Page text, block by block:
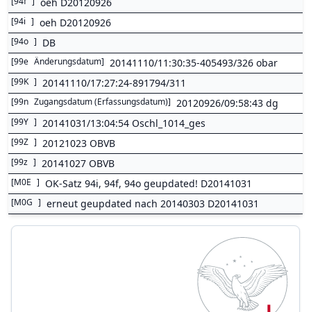
[94i ] oeh D20120926
[94o ] DB
[99e Änderungsdatum] 20141110/11:30:35-405493/326 obar
[99K ] 20141110/17:27:24-891794/311
[99n Zugangsdatum (Erfassungsdatum)] 20120926/09:58:43 dg
[99Y ] 20141031/13:04:54 Oschl_1014_ges
[99Z ] 20121023 OBVB
[99z ] 20141027 OBVB
[M0E ] OK-Satz 94i, 94f, 94o geupdated! D20141031
[M0G ] erneut geupdated nach 20140303 D20141031